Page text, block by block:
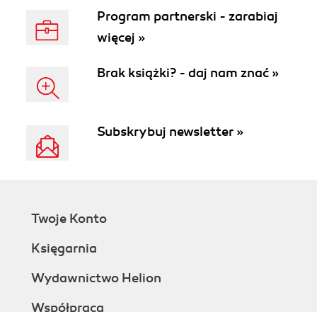
Program partnerski - zarabiaj
więcej »
Brak książki? - daj nam znać »
Subskrybuj newsletter »
Twoje Konto
Księgarnia
Wydawnictwo Helion
Współpraca